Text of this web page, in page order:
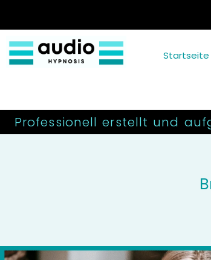
Startseite
Professionell erstellt und